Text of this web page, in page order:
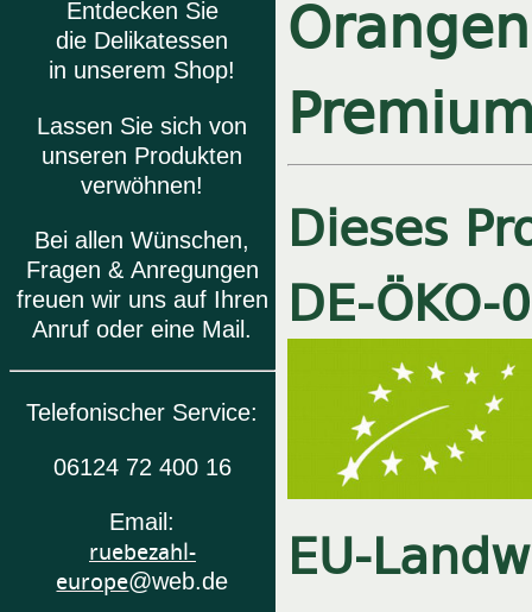
Entdecken Sie
die Delikatessen
in unserem Shop!
Lassen Sie sich von
unseren Produkten
verwöhnen!
Bei allen Wünschen,
Fragen & Anregungen
freuen wir uns auf Ihren
Anruf oder eine Mail.
Telefonischer Service:
06124 72 400 16
Email:
ruebezahl-
europe@web.de
Dieses
DE-ÖKO-
EU-